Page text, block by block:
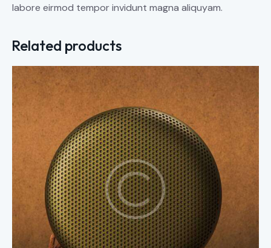
labore eirmod tempor invidunt magna aliquyam.
Related products